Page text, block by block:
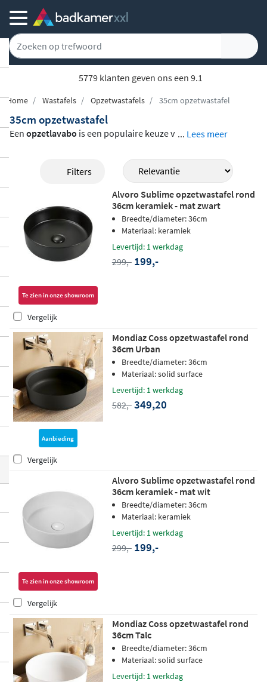
5779 klanten geven ons een 9.1
Home Wastafels Opzetwastafels 35cm opzetwastafel
35cm opzetwastafel
Een opzetlavabo is een populaire keuze v
mer wil inrichten. Geplaatst op een lavabo
blad of badkamermeubel wordt hij metee
n een blikvanger in de ruimte. In dit uitgeb
reide assortiment vindt u opzetlavabo's e
n fonteinen van merken als Clou, Villeroy
& Boch, Ideavit, Brauer, Ink en Luca Sanita
ir, in materialen zoals
keramiek, Solid Sur
onde modellen tot ruime ovale en rechtho
ekige varianten: voor elke badkamerstijl e
n ruimte is er een passende keuze beschik
baar.
... Lees meer
Filters
Te zien in onze showroom
Alvoro Sublime opzetwastafel rond
36cm keramiek - mat zwart
Breedte/diameter: 36cm
Materiaal: keramiek
Levertijd: 1 werkdag
299,- 199,-
Vergelijk
Aanbieding
Mondiaz Coss opzetwastafel rond
36cm Urban
Breedte/diameter: 36cm
Materiaal: solid surface
Levertijd: 1 werkdag
582,- 349,20
Vergelijk
Te zien in onze showroom
Alvoro Sublime opzetwastafel rond
36cm keramiek - mat wit
Breedte/diameter: 36cm
Materiaal: keramiek
Levertijd: 1 werkdag
299,- 199,-
Vergelijk
Mondiaz Coss opzetwastafel rond
36cm Talc
Breedte/diameter: 36cm
Materiaal: solid surface
Levertijd: 1 werkdag